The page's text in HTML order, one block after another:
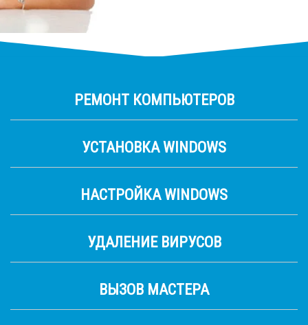
РЕМОНТ КОМПЬЮТЕРОВ
УСТАНОВКА WINDOWS
НАСТРОЙКА WINDOWS
УДАЛЕНИЕ ВИРУСОВ
ВЫЗОВ МАСТЕРА